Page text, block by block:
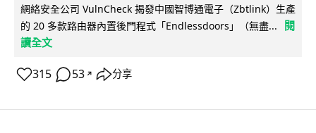
網絡安全公司 VulnCheck 揭發中國智博通電子（Zbtlink）生產
的 20 多款路由器內置後門程式「Endlessdoors」（無盡...
閱
讀全文
315 53 ↗ 分享